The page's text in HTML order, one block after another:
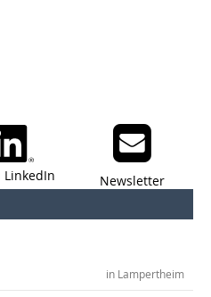
LinkedIn Newsletter
in Lampertheim